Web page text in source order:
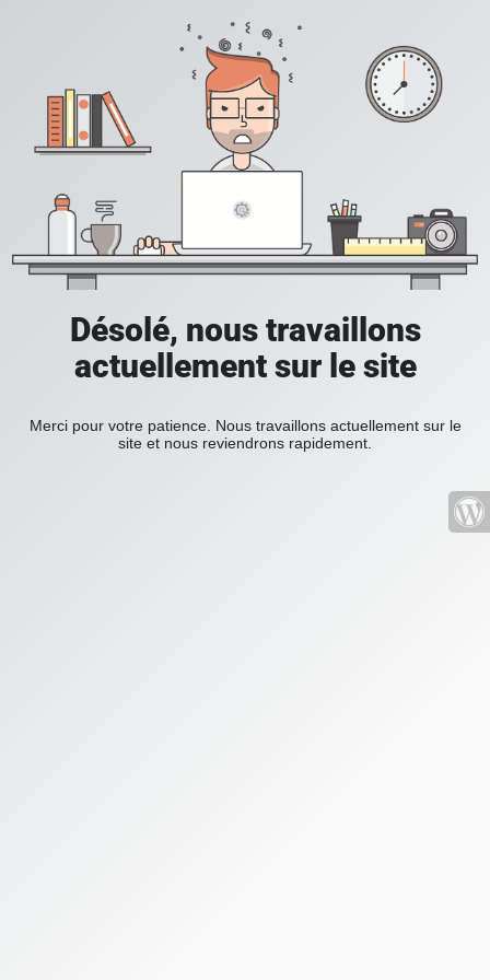
Désolé, nous travaillons
actuellement sur le site
Merci pour votre patience. Nous travaillons actuellement sur le
site et nous reviendrons rapidement.